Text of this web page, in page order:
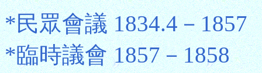
*民眾會議 1834.4－1857
*臨時議會 1857－1858